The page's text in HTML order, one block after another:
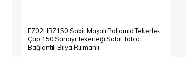
EZ02HBZ150 Sabit Maşalı Poliamid Tekerlek
Çap:150 Sanayi Tekerleği Sabit Tabla
Bağlantılı Bilya Rulmanlı